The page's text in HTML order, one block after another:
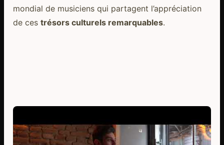
mondial de musiciens qui partagent l’appréciation
de ces trésors culturels remarquables.